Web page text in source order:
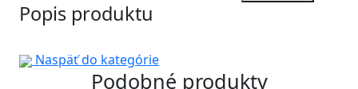
Popis produktu
Naspäť do kategórie
Podobné produkty